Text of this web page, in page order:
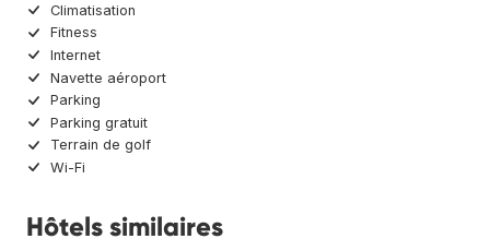
Climatisation
Fitness
Internet
Navette aéroport
Parking
Parking gratuit
Terrain de golf
Wi-Fi
Hôtels similaires